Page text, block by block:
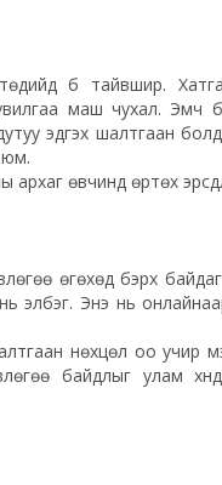
бүү тайвшир.
маш чухал. Эмч
эдгэх шалтгаан
юм.
архаг өвчинд өртөх
өгөхөд бэрх байдаг
элбэг. Энэ нь
нөхцөл оо учир
байдлыг улам